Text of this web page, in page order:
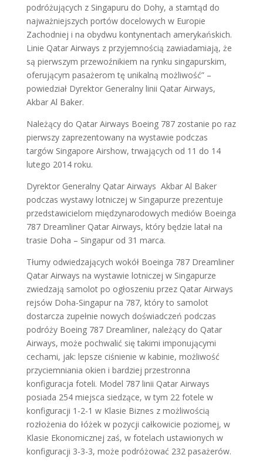
podróżujących z Singapuru do Dohy, a stamtąd do
najważniejszych portów docelowych w Europie
Zachodniej i na obydwu kontynentach amerykańskich.
Linie Qatar Airways z przyjemnością zawiadamiają, że
są pierwszym przewoźnikiem na rynku singapurskim,
oferującym pasażerom tę unikalną możliwość” –
powiedział Dyrektor Generalny linii Qatar Airways,
Akbar Al Baker.
Należący do Qatar Airways Boeing 787 zostanie po raz
pierwszy zaprezentowany na wystawie podczas
targów Singapore Airshow, trwających od 11 do 14
lutego 2014 roku.
Dyrektor Generalny Qatar Airways Akbar Al Baker
podczas wystawy lotniczej w Singapurze prezentuje
przedstawicielom międzynarodowych mediów Boeinga
787 Dreamliner Qatar Airways, który będzie latał na
trasie Doha – Singapur od 31 marca.
Tłumy odwiedzających wokół Boeinga 787 Dreamliner
Qatar Airways na wystawie lotniczej w Singapurze
zwiedzają samolot po ogłoszeniu przez Qatar Airways
rejsów Doha-Singapur na 787, który to samolot
dostarcza zupełnie nowych doświadczeń podczas
podróży Boeing 787 Dreamliner, należący do Qatar
Airways, może pochwalić się takimi imponującymi
cechami, jak: lepsze ciśnienie w kabinie, możliwość
przyciemniania okien i bardziej przestronna
konfiguracja foteli. Model 787 linii Qatar Airways
posiada 254 miejsca siedzące, w tym 22 fotele w
konfiguracji 1-2-1 w Klasie Biznes z możliwością
rozłożenia do łóżek w pozycji całkowicie poziomej, w
Klasie Ekonomicznej zaś, w fotelach ustawionych w
konfiguracji 3-3-3, może podróżować 232 pasażerów.